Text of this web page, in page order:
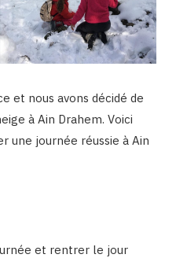
et nous avons décidé de
à Ain Drahem. Voici
une journée réussie à Ain
et rentrer le jour